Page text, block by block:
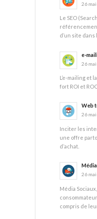
26
Le SEO
d’un site
e-
26
L’e-mailing et
fort ROI et
Web
26
Inciter les
une offre
d’achat.
26
Média
compris de